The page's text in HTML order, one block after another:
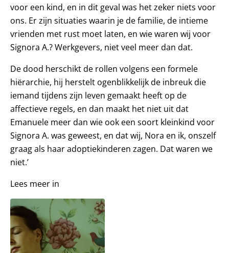
voor een kind, en in dit geval was het zeker niets voor
ons. Er zijn situaties waarin je de familie, de intieme
vrienden met rust moet laten, en wie waren wij voor
Signora A.? Werkgevers, niet veel meer dan dat.
De dood herschikt de rollen volgens een formele
hiërarchie, hij herstelt ogenblikkelijk de inbreuk die
iemand tijdens zijn leven gemaakt heeft op de
affectieve regels, en dan maakt het niet uit dat
Emanuele meer dan wie ook een soort kleinkind voor
Signora A. was geweest, en dat wij, Nora en ik, onszelf
graag als haar adoptiekinderen zagen. Dat waren we
niet.’
Lees meer in